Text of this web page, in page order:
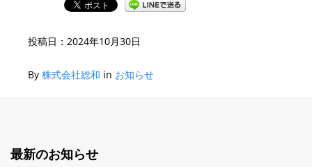
投稿日： 2024年10月30日
By 株式会社総和 in お知らせ
最新のお知らせ